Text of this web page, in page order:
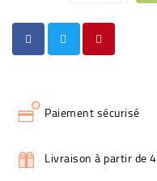
Paiement sécurisé
Livraison à partir de